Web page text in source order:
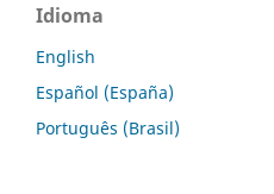
Idioma
English
Español (España)
Português (Brasil)